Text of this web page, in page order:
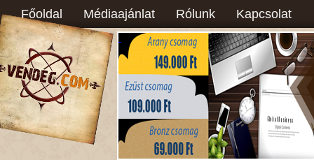
Főoldal Médiaajánlat Rólunk Kapcsolat